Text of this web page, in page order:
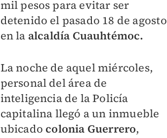
mil pesos para evitar ser
detenido el pasado 18 de agosto
en la alcaldía Cuauhtémoc.
La noche de aquel miércoles,
personal del área de
inteligencia de la Policía
capitalina llegó a un inmueble
ubicado colonia Guerrero,